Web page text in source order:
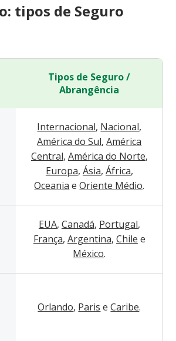
tipos de Seguro
Tipos de Seguro /
Abrangência
Internacional, Nacional,
América do Sul, América
Central, América do Norte,
Europa, Ásia, África,
Oceania e Oriente Médio.
EUA, Canadá, Portugal,
França, Argentina, Chile e
México.
Orlando, Paris e Caribe.